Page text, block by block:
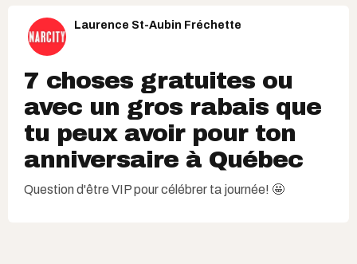
Laurence St-Aubin Fréchette
7 choses gratuites ou
avec un gros rabais que
tu peux avoir pour ton
anniversaire à Québec
Question d'être VIP pour célébrer ta journée! 🤩